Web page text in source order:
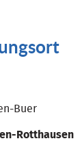
Buer
Rotthausen